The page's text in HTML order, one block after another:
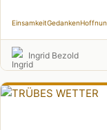
EinsamkeitGedanken
Ingrid Bezold